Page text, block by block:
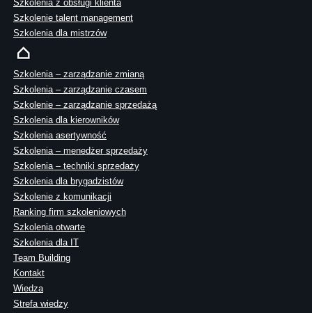
Szkolenia z obsługi klienta
Szkolenie talent management
Szkolenia dla mistrzów
Szkolenia – zarządzanie zmianą
Szkolenia – zarządzanie czasem
Szkolenie – zarządzanie sprzedażą
Szkolenia dla kierowników
Szkolenia asertywność
Szkolenia – menedżer sprzedaży
Szkolenia – techniki sprzedaży
Szkolenia dla brygadzistów
Szkolenie z komunikacji
Ranking firm szkoleniowych
Szkolenia otwarte
Szkolenia dla IT
Team Building
Kontakt
Wiedza
Strefa wiedzy